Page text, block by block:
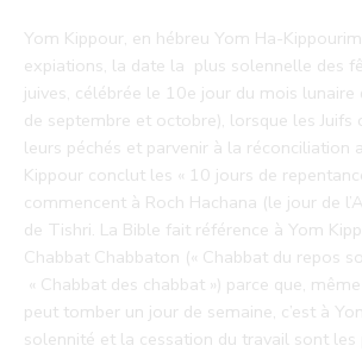
Yom Kippour, en hébreu Yom Ha-
expiations, la date la plus solennelle des
juives, célébrée le 10e jour du mois
de septembre et octobre), lorsque les Juifs
leurs péchés et parvenir à la réconciliation
Kippour conclut les « 10 jours de
commencent à Roch Hachana (le jour de
de Tishri. La Bible fait référence à Yom
Chabbat Chabbaton (« Chabbat du repos
« Chabbat des chabbat ») parce que,
peut tomber un jour de semaine, c’est à
solennité et la cessation du travail sont